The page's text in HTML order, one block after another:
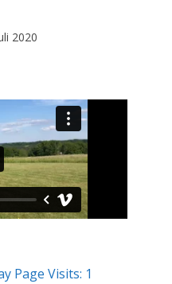
2020
Page Visits: 1